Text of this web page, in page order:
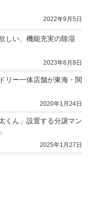
2022年9月5日
しい、機能充実の除湿
2023年6月8日
リー一体店舗が東海・関
2020年1月24日
くん」設置する分譲マン
2025年1月27日